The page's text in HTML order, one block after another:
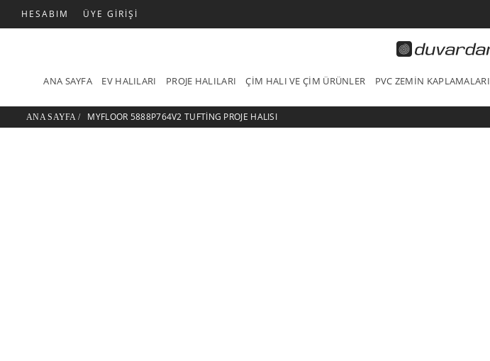
HESABIM ÜYE GIRIŞI
ANA SAYFA EV HALILARI PROJE HALILARI ÇIM HALI VE ÇIM ÜRÜNLER PVC ZEMIN KAPLAMALARI
ANA SAYFA / MYFLOOR 5888P764V2 TUFTING PROJE HALISI